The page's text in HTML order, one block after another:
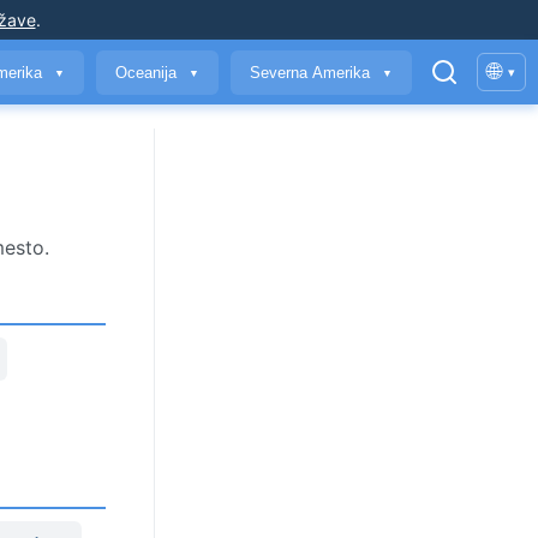
.
▼ Oceanija ▼ Severna Amerika ▼ 🌐 ▾